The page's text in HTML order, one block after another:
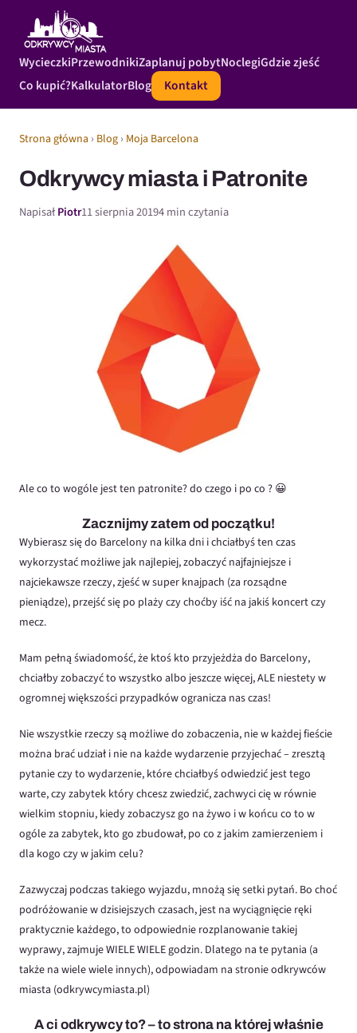
WycieczkiPrzewodnikiZaplanuj pobytNoclegiGdzie zjeść
Co kupić?KalkulatorBlog Kontakt
Strona główna › Blog › Moja Barcelona
Odkrywcy miasta i Patronite
NapisałPiotr11 sierpnia 20194 min czytania
Ale co to wogóle jest ten patronite? do czego i po co ? 😀
Zacznijmy zatem od początku!
Wybierasz się do Barcelony na kilka dni i chciałbyś ten czas
wykorzystać możliwe jak najlepiej, zobaczyć najfajniejsze i
najciekawsze rzeczy, zjeść w super knajpach (za rozsądne
pieniądze), przejść się po plaży czy choćby iść na jakiś koncert czy
mecz.
Mam pełną świadomość, że ktoś kto przyjeżdża do Barcelony,
chciałby zobaczyć to wszystko albo jeszcze więcej, ALE niestety w
ogromnej większości przypadków ogranicza nas czas!
Nie wszystkie rzeczy są możliwe do zobaczenia, nie w każdej fieście
można brać udział i nie na każde wydarzenie przyjechać – zresztą
pytanie czy to wydarzenie, które chciałbyś odwiedzić jest tego
warte, czy zabytek który chcesz zwiedzić, zachwyci cię w równie
wielkim stopniu, kiedy zobaczysz go na żywo i w końcu co to w
ogóle za zabytek, kto go zbudował, po co z jakim zamierzeniem i
dla kogo czy w jakim celu?
Zazwyczaj podczas takiego wyjazdu, mnożą się setki pytań. Bo choć
podróżowanie w dzisiejszych czasach, jest na wyciągnięcie ręki
praktycznie każdego, to odpowiednie rozplanowanie takiej
wyprawy, zajmuje WIELE WIELE godzin. Dlatego na te pytania (a
także na wiele wiele innych), odpowiadam na stronie odkrywców
miasta (odkrywcymiasta.pl)
A ci odkrywcy to? – to strona na której właśnie